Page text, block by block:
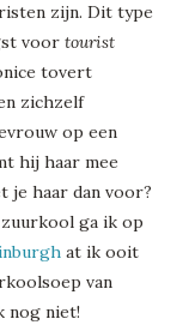
zijn. Dit type
voor tourist
tovert
zichzelf
op een
hij haar mee
je haar dan voor?
ga ik op
at ik ooit
van
nog niet!